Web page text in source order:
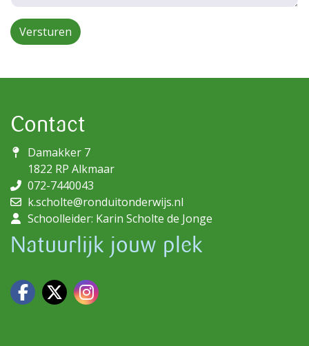
Versturen
Contact
Damakker 7
1822 RP Alkmaar
072-7440043
k.scholte@ronduitonderwijs.nl
Schoolleider: Karin Scholte de Jonge
Natuurlijk jouw plek